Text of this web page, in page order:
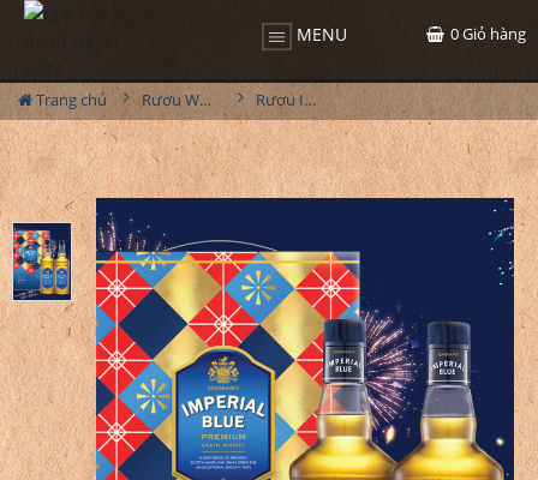
MENU 0Giỏ hàng
Trang chủ Rượu Whisky Rượu Imperial Blue Hộp quà 2023